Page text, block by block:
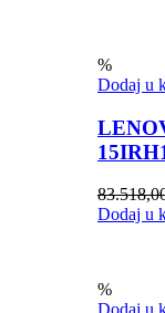
%
Dodaj u
Dodaj u
%